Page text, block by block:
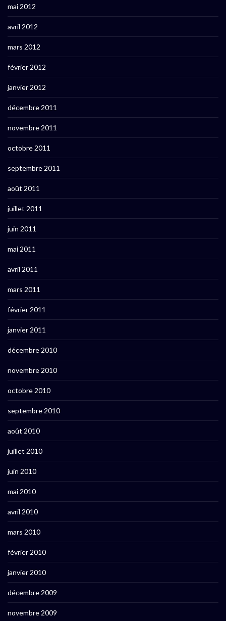
mai 2012
avril 2012
mars 2012
février 2012
janvier 2012
décembre 2011
novembre 2011
octobre 2011
septembre 2011
août 2011
juillet 2011
juin 2011
mai 2011
avril 2011
mars 2011
février 2011
janvier 2011
décembre 2010
novembre 2010
octobre 2010
septembre 2010
août 2010
juillet 2010
juin 2010
mai 2010
avril 2010
mars 2010
février 2010
janvier 2010
décembre 2009
novembre 2009